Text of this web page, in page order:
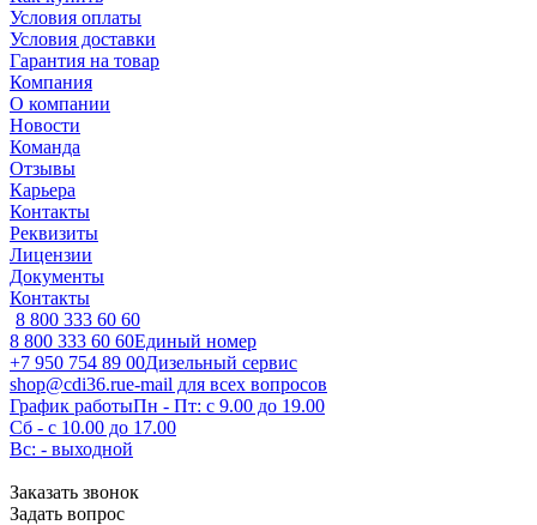
Условия оплаты
Условия доставки
Гарантия на товар
Компания
О компании
Новости
Команда
Отзывы
Карьера
Контакты
Реквизиты
Лицензии
Документы
Контакты
8 800 333 60 60
8 800 333 60 60Единый номер
+7 950 754 89 00Дизельный сервис
shop@cdi36.rue-mail для всех вопросов
График работыПн - Пт: с 9.00 до 19.00
Сб - с 10.00 до 17.00
Вс: - выходной
Заказать звонок
Задать вопрос